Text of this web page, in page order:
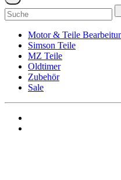
Suchen
nach:
Motor & Teile
Simson Teile
MZ Teile
Oldtimer
Zubehör
Sale